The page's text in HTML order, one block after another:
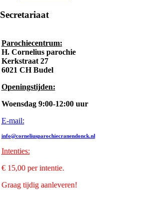
Secretariaat
Parochiecentrum:
H. Cornelius parochie
Kerkstraat 27
6021 CH Budel
Openingstijden:
Woensdag 9:00-12:00 uur
E-mail:
info@corneliusparochiecranendonck.nl
Intenties:
€ 15,00 per intentie.
Graag tijdig aanleveren!